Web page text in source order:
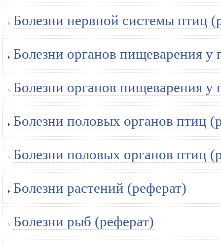
Болезни нервной системы птиц
Болезни органов пищеварения у
Болезни органов пищеварения у
Болезни половых органов птиц
Болезни половых органов птиц
Болезни растений (реферат)
Болезни рыб (реферат)